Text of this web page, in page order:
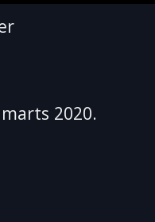
2020.